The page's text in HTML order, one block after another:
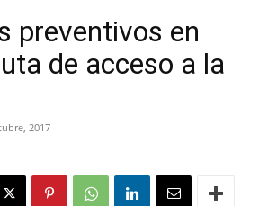
preventivos en
de acceso a la
2017